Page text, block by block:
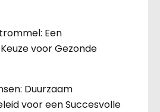
Een
voor Gezonde
Duurzaam
voor een Succesvolle